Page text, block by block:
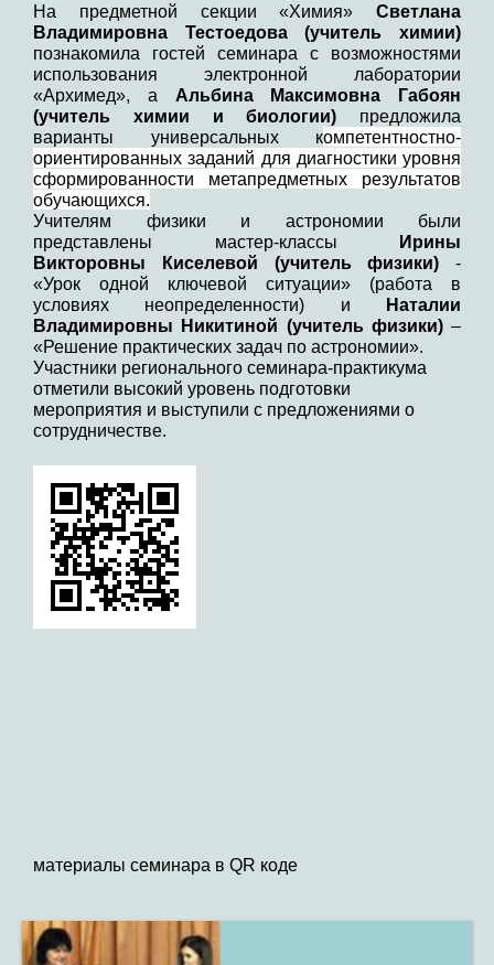
На предметной секции «Химия» Светлана
Владимировна Тестоедова (учитель химии)
познакомила гостей семинара с возможностями
использования электронной лаборатории
«Архимед», а Альбина Максимовна
Габоян
(учитель химии и биологии) предложила
варианты универсальных компетентностно-
ориентированных заданий для диагностики уровня
сформированности метапредметных результатов
обучающихся.
Учителям физики и астрономии были
представлены мастер-классы
Ирины
Викторовны
Киселевой (учитель физики) -
«Урок одной ключевой ситуации» (работа в
условиях неопределенности) и
Наталии
Владимировны Никитиной (учитель физики)–
«Решение практических задач по астрономии».
Участники регионального семинара-практикума
отметили высокий уровень подготовки
мероприятия и выступили с предложениями о
сотрудничестве.
материалы семинара в QR коде